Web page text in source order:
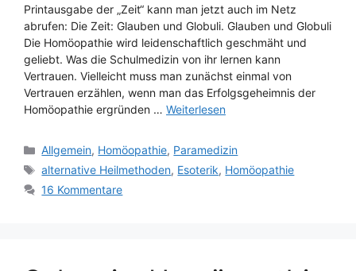
Printausgabe der „Zeit“ kann man jetzt auch im Netz
abrufen: Die Zeit: Glauben und Globuli. Glauben und Globuli
Die Homöopathie wird leidenschaftlich geschmäht und
geliebt. Was die Schulmedizin von ihr lernen kann
Vertrauen. Vielleicht muss man zunächst einmal von
Vertrauen erzählen, wenn man das Erfolgsgeheimnis der
Homöopathie ergründen … Weiterlesen
Kategorien
Allgemein, Homöopathie, Paramedizin
Schlagwörter
alternative Heilmethoden, Esoterik, Homöopathie
16 Kommentare